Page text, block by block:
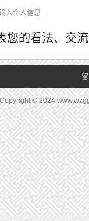
入个人信息
的看法、交
Copyright © 2024